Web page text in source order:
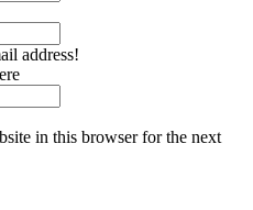
address!
in this browser for the next